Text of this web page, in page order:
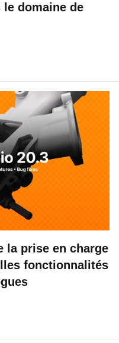
domaine de
la prise en charge
fonctionnalités